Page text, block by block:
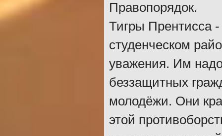
Правопорядок.
Тигры Прентисса
студенческом
уважения. Им
беззащитных
молодёжи. Они
этой